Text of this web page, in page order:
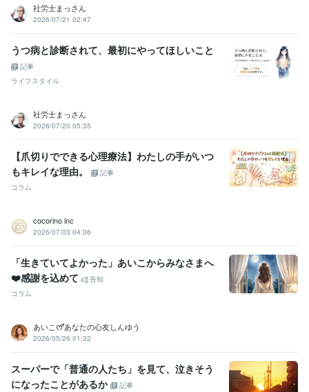
ホームヘルパー2級養成研修修了
社会福祉士 取得年 : 2006年
精神保健福祉士 取得年 : 2012年
ストレスチェック実施者養成研修修了 取得年 : 2016年
普通自動車運転免許 取得年 : 2000年
シータヒーリング®DNA基礎
シータヒーリング®DNA応用
社会福祉士 取得年 : 2005年
精神保健福祉士 取得年 : 2011年
普通自動車第一種運転免許 取得年 : 1999年
その他ツール
ソーシャルワーク:21年うつ経験:13年 ココナラ出品:5年音声配信:3年
ギター弾き語り 永遠の初心者:27年
得意分野
悩み相談・カウンセリング
断 考え方のクセ診断 交換日記（１週間〜） 認知行動療法 問題解決
技能法 元気回復行動プラン(WRAP) シータヒーリング®
うつ 悩み相談
仕事
認知行動療法
シータヒーリング
ビジネス代行・事務代行 ココナラ出品のコンサル・コーチング シー
ココナラ カウンセリング ビジネス
悩み相談
シータヒーリング コンサル
武蔵大学 1997年3月 ~ 2001年2月
社労士まっさん
2026/07/21 02:47
うつ病と診断されて、最初にやってほしいこと
記事
ライフスタイル
社労士まっさん
2026/07/20 05:35
【爪切りでできる心理療法】わたしの手がいつ
もキレイな理由。
記事
コラム
cocorino inc
2026/07/03 04:06
「生きていてよかった」あいこからみなさまへ
❤️感謝を込めて
告知
コラム
あいこꯁꯧあなたの心友しんゆう
2026/05/26 01:32
スーパーで「普通の人たち」を見て、泣きそう
になったことがあるか
記事